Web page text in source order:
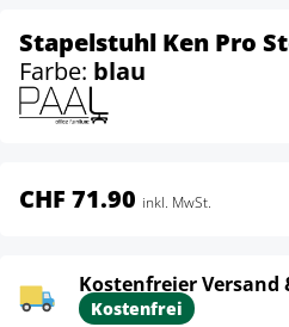
Stapelstuhl Ken Pro
Farbe: blau
CHF 71.90 inkl. MwSt.
Kostenfreier Versand
Kostenfrei